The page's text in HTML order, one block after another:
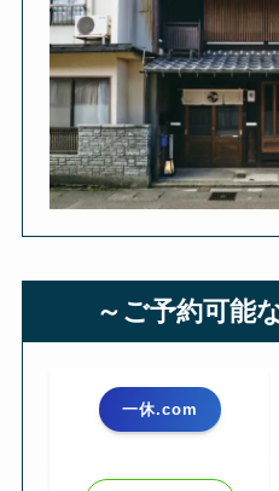
～ご予約可能
一休.com